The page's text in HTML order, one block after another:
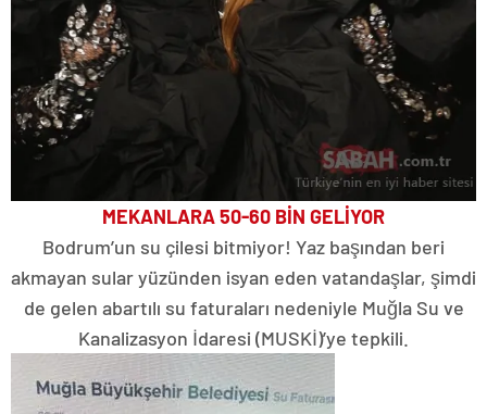
MEKANLARA 50-60 BİN GELİYOR
Bodrum’un su çilesi bitmiyor! Yaz başından beri
akmayan sular yüzünden isyan eden vatandaşlar, şimdi
de gelen abartılı su faturaları nedeniyle Muğla Su ve
Kanalizasyon İdaresi (MUSKİ)’ye tepkili.